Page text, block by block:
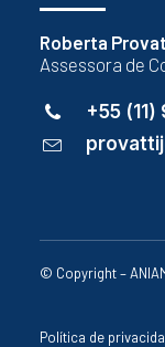
Roberta
Assessora de
+55
© Copyright –
Política de